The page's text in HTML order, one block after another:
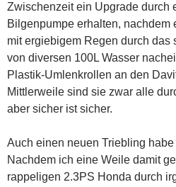
Zwischenzeit ein Upgrade durch
Bilgenpumpe erhalten, nachdem
mit ergiebigem Regen durch das
von diversen 100L Wasser
Plastik-Umlenkrollen an den
Mittlerweile sind sie zwar alle
aber sicher ist sicher.
Auch einen neuen Triebling
Nachdem ich eine Weile damit
rappeligen 2.3PS Honda durch